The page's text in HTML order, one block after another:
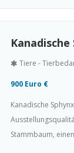
Tiere -
900 Euro €
Kanadische
Stammbaum,